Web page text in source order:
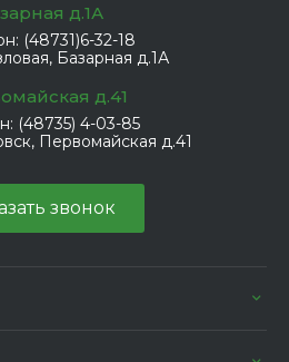
д.1А
(48731)6-32-18
Базарная д.1А
д.41
(48735) 4-03-85
Первомайская д.41
звонок